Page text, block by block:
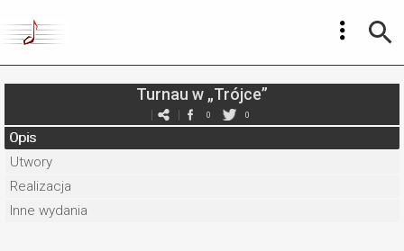
Turnau w „Trójce”
0 0
Opis
Utwory
Realizacja
Inne wydania